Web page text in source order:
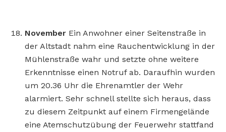
November Ein Anwohner einer Seitenstraße in
der Altstadt nahm eine Rauchentwicklung in der
Mühlenstraße wahr und setzte ohne weitere
Erkenntnisse einen Notruf ab. Daraufhin wurden
um 20.36 Uhr die Ehrenamtler der Wehr
alarmiert. Sehr schnell stellte sich heraus, dass
zu diesem Zeitpunkt auf einem Firmengelände
eine Atemschutzübung der Feuerwehr stattfand